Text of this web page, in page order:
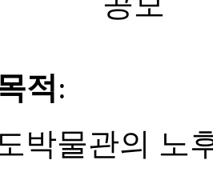
적:
박물관의 노